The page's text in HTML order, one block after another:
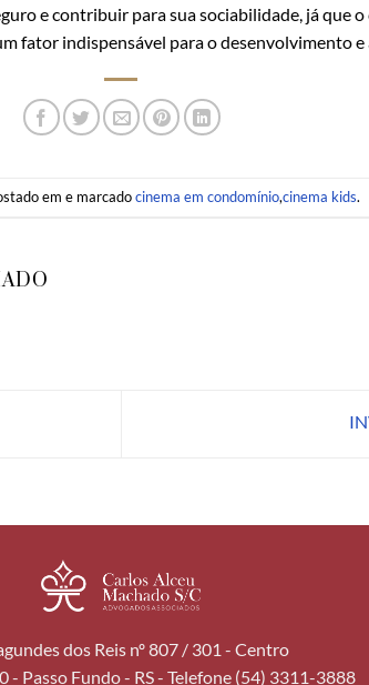
e contribuir para sua sociabilidade, já que o
fator indispensável para o desenvolvimento
em e marcadocinema em condomínio,cinema kids.
dos Reis nº 807 / 301 - Centro
- Passo Fundo - RS - Telefone (54) 3311-3888